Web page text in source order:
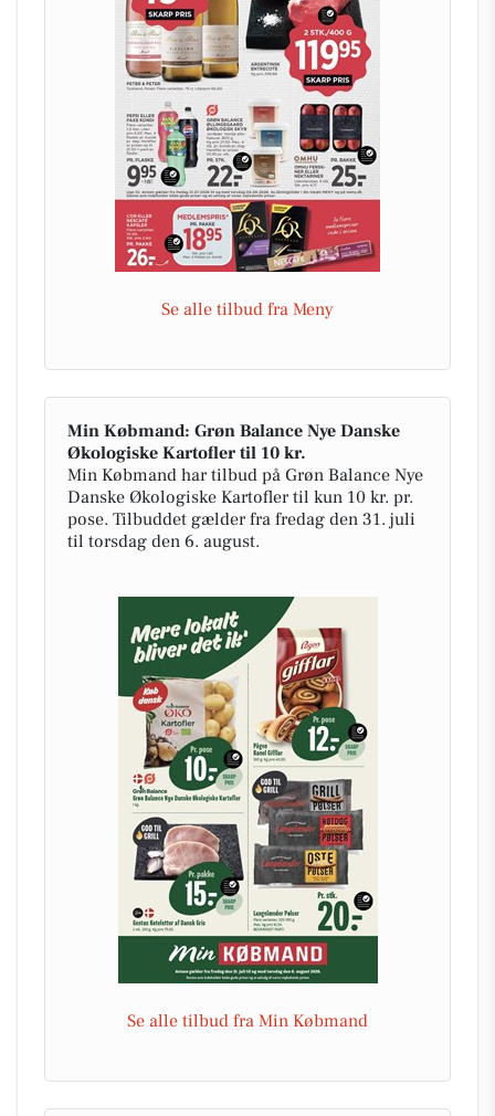
Se alle tilbud fra Meny
Min Købmand: Grøn Balance Nye Danske
Økologiske Kartofler til 10 kr.
Min Købmand har tilbud på Grøn Balance Nye
Danske Økologiske Kartofler til kun 10 kr. pr.
pose. Tilbuddet gælder fra fredag den 31. juli
til torsdag den 6. august.
Se alle tilbud fra Min Købmand